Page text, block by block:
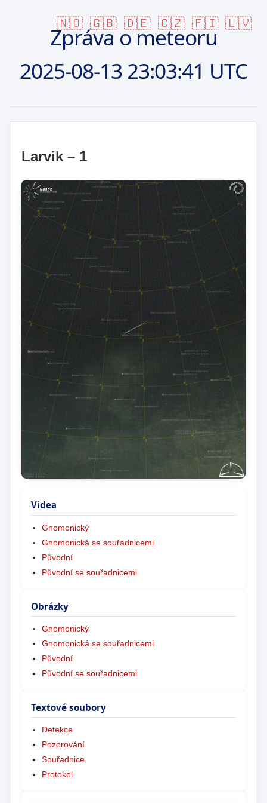
🇳🇴 🇬🇧 🇩🇪 🇨🇿 🇫🇮 🇱🇻
Zpráva o meteoru
2025-08-1323:03:41 UTC
Larvik – 1
Videa
Gnomonický
Gnomonická se souřadnicemi
Původní
Původní se souřadnicemi
Obrázky
Gnomonický
Gnomonická se souřadnicemi
Původní
Původní se souřadnicemi
Textové soubory
Detekce
Pozorování
Souřadnice
Protokol